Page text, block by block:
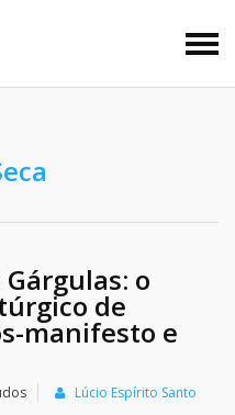
o
de
manifesto e
Lúcio Espírito Santo